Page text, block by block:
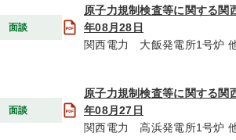
面談
原子力規制検査等に関する関
年08月28日
関西電力 大飯発電所1号炉
面談
原子力規制検査等に関する関
年08月27日
関西電力 高浜発電所1号炉